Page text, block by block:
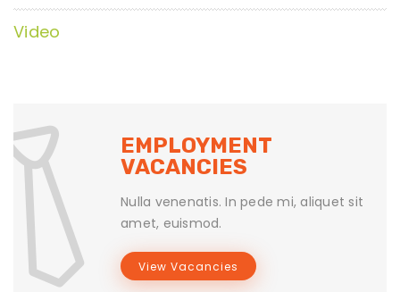
Video
EMPLOYMENT
VACANCIES
Nulla venenatis. In pede mi, aliquet sit
amet, euismod.
View Vacancies